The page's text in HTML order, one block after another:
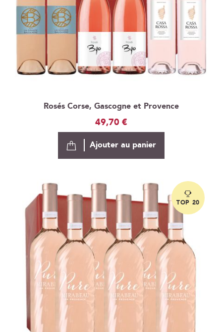
Rosés Corse, Gascogne et Provence
49,70 €
Ajouter au panier
TOP 20